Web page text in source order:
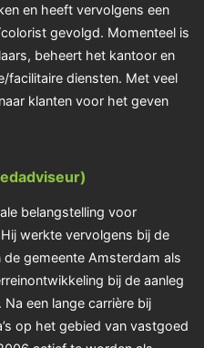
en heeft vervolgens een
gevolgd. Momenteel is
beheert het kantoor en
facilitaire diensten. Met veel
klanten voor het geven
belangstelling voor
werkte vervolgens bij de
gemeente Amsterdam als
bij de aanleg
een lange carrière bij
op het gebied van vastgoed